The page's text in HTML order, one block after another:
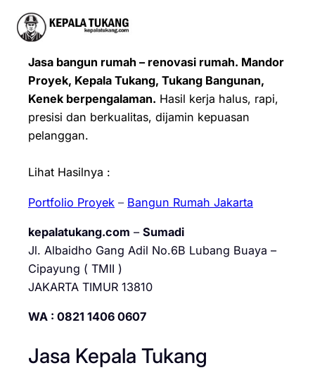
Jasa bangun rumah – renovasi rumah. Mandor
Proyek, Kepala Tukang, Tukang Bangunan,
Kenek berpengalaman. Hasil kerja halus, rapi,
presisi dan berkualitas, dijamin kepuasan
pelanggan.
Lihat Hasilnya :
Portfolio Proyek – Bangun Rumah Jakarta
kepalatukang.com – Sumadi
Jl. Albaidho Gang Adil No.6B Lubang Buaya –
Cipayung ( TMII )
JAKARTA TIMUR 13810
WA : 0821 1406 0607
Jasa Kepala Tukang